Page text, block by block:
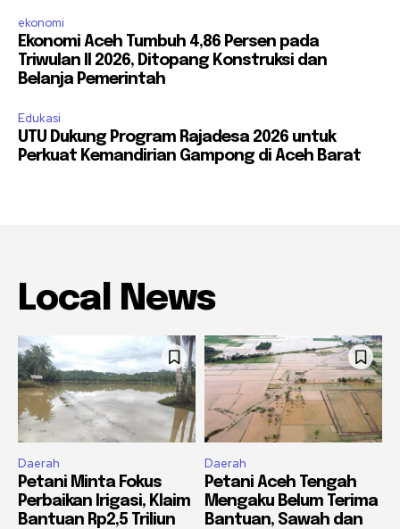
ekonomi
Ekonomi Aceh Tumbuh 4,86 Persen pada
Triwulan II 2026, Ditopang Konstruksi dan
Belanja Pemerintah
Edukasi
UTU Dukung Program Rajadesa 2026 untuk
Perkuat Kemandirian Gampong di Aceh Barat
Local News
Daerah
Petani Minta Fokus
Perbaikan Irigasi, Klaim
Bantuan Rp2,5 Triliun
Daerah
Petani Aceh Tengah
Mengaku Belum Terima
Bantuan, Sawah dan